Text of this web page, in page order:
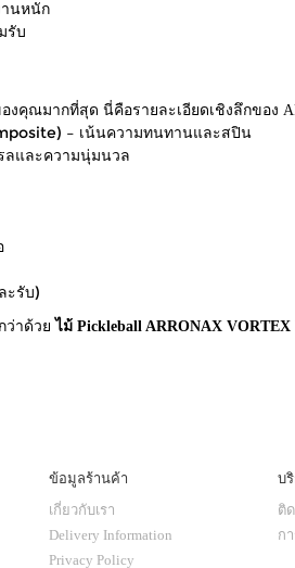
นหนัก
รับ
งคุณมากที่สุด นี่คือรายละเอียดเชิงลึกของ
– เน้นความทนทานและสปิน
ลและความนุ่มนวล
ะรับ)
ว่าด้วย ไม้ Pickleball ARRONAX VORTEX
ข้อมูลร้านค้า
เกี่ยวกับเรา
Delivery Information
Privacy Policy
บ
ติ
ก